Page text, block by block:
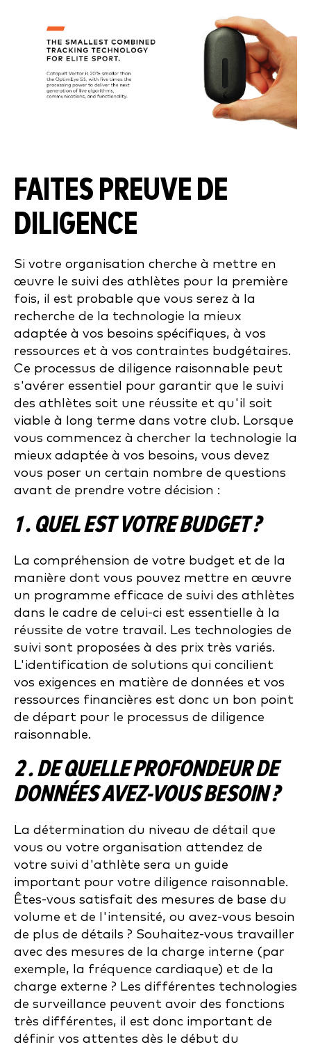
FAITES PREUVE DE
DILIGENCE
Si votre organisation cherche à mettre en
œuvre le suivi des athlètes pour la première
fois, il est probable que vous serez à la
recherche de la technologie la mieux
adaptée à vos besoins spécifiques, à vos
ressources et à vos contraintes budgétaires.
Ce processus de diligence raisonnable peut
s'avérer essentiel pour garantir que le suivi
des athlètes soit une réussite et qu'il soit
viable à long terme dans votre club. Lorsque
vous commencez à chercher la technologie la
mieux adaptée à vos besoins, vous devez
vous poser un certain nombre de questions
avant de prendre votre décision :
1 . QUEL EST VOTRE BUDGET ?
La compréhension de votre budget et de la
manière dont vous pouvez mettre en œuvre
un programme efficace de suivi des athlètes
dans le cadre de celui-ci est essentielle à la
réussite de votre travail. Les technologies de
suivi sont proposées à des prix très variés.
L'identification de solutions qui concilient
vos exigences en matière de données et vos
ressources financières est donc un bon point
de départ pour le processus de diligence
raisonnable.
2 . DE QUELLE PROFONDEUR DE
DONNÉES AVEZ-VOUS BESOIN ?
La détermination du niveau de détail que
vous ou votre organisation attendez de
votre suivi d'athlète sera un guide
important pour votre diligence raisonnable.
Êtes-vous satisfait des mesures de base du
volume et de l'intensité, ou avez-vous besoin
de plus de détails ? Souhaitez-vous travailler
avec des mesures de la charge interne (par
exemple, la fréquence cardiaque) et de la
charge externe ? Les différentes technologies
de surveillance peuvent avoir des fonctions
très différentes, il est donc important de
définir vos attentes dès le début du